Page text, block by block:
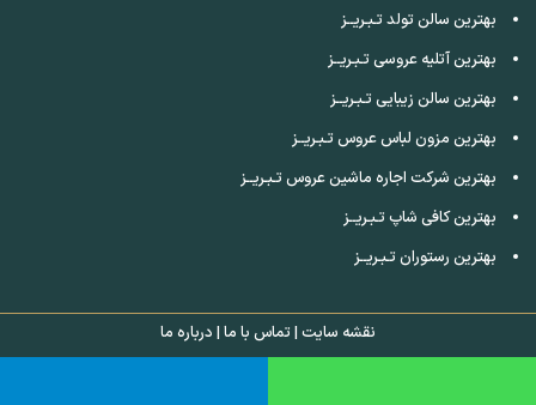
بهترین سالن تولد تـبـریــز
بهترین آتلیه عروسی تـبـریــز
بهترین سالن زیبایی تـبـریــز
بهترین مزون لباس عروس تـبـریــز
بهترین شرکت اجاره ماشین عروس تـبـریــز
بهترین کافی شاپ تـبـریــز
بهترین رستوران تـبـریــز
نقشه سایت | تماس با ما | درباره ما